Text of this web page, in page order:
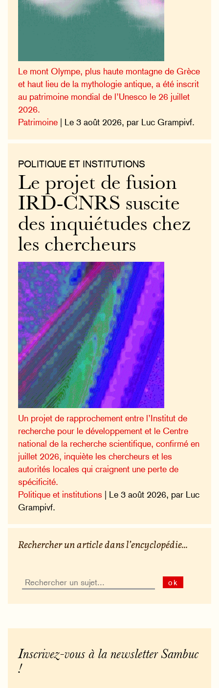
Le mont Olympe, plus haute montagne de Grèce
et haut lieu de la mythologie antique, a été inscrit
au patrimoine mondial de l’Unesco le 26 juillet
2026.
Patrimoine | Le 3 août 2026, par Luc Grampivf.
POLITIQUE ET INSTITUTIONS
Le projet de fusion
IRD-CNRS suscite
des inquiétudes chez
les chercheurs
Un projet de rapprochement entre l’Institut de
recherche pour le développement et le Centre
national de la recherche scientifique, confirmé en
juillet 2026, inquiète les chercheurs et les
autorités locales qui craignent une perte de
spécificité.
Politique et institutions | Le 3 août 2026, par Luc
Grampivf.
Rechercher un article dans l’encyclopédie...
ok
Inscrivez-vous à la newsletter Sambuc
!